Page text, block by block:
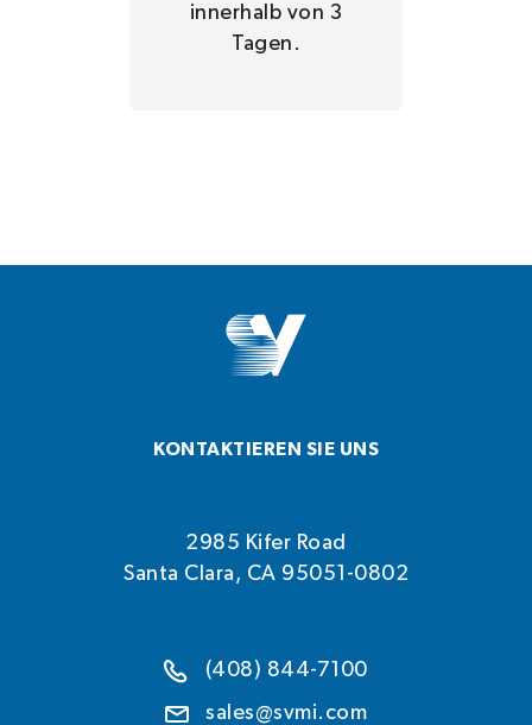
innerhalb von 3
Tagen.
KONTAKTIEREN SIE UNS
2985 Kifer Road
Santa Clara, CA 95051-0802
(408) 844-7100
sales@svmi.com